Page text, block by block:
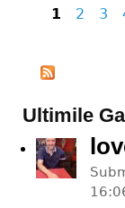
1 2 3
Ultimile